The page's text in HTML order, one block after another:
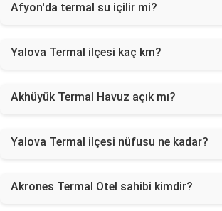
Afyon'da termal su içilir mi?
Yalova Termal ilçesi kaç km?
Akhüyük Termal Havuz açık mı?
Yalova Termal ilçesi nüfusu ne kadar?
Akrones Termal Otel sahibi kimdir?